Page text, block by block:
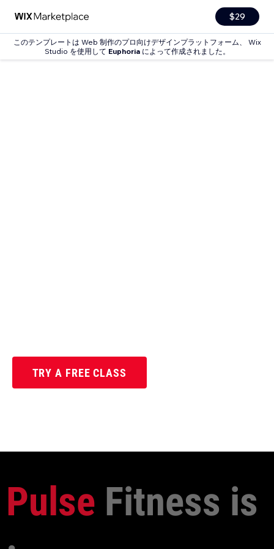
$29
このテンプレートは Web 制作のプロ向けデザインプラットフォーム、 Wix
Studio を使用して Euphoriaによって作成されました。